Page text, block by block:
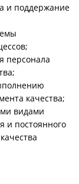
и поддержание
персонала
качества;
видами
и постоянного